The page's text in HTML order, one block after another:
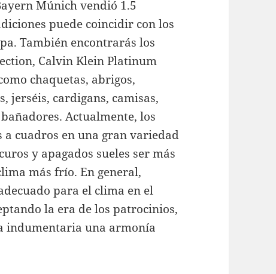
Múnich vendió 1.5
puede coincidir con los
También encontrarás los
Calvin Klein Platinum
chaquetas, abrigos,
jerséis, cardigans, camisas,
Actualmente, los
cuadros en una gran variedad
y apagados sueles ser más
más frío. En general,
para el clima en el
la era de los patrocinios,
indumentaria una armonía